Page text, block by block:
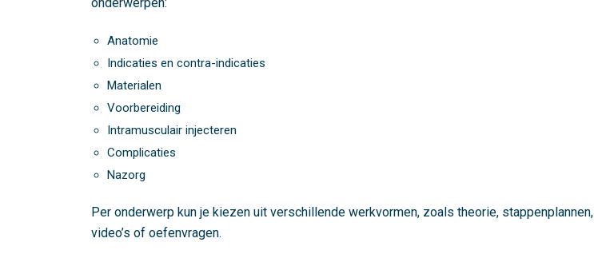
Anatomie
Indicaties en contra-indicaties
Materialen
Voorbereiding
Intramusculair injecteren
Complicaties
Nazorg
Per onderwerp kun je kiezen uit verschillende werkvormen, zoals theorie, stappenplannen,
video’s of oefenvragen.